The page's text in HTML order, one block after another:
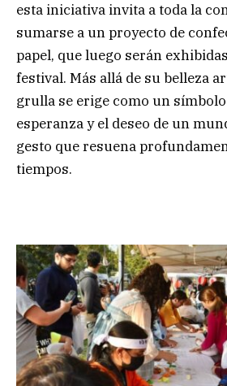
esta iniciativa invita a toda la
sumarse a un proyecto de
papel, que luego serán
festival. Más allá de su belleza
grulla se erige como un
esperanza y el deseo de un
gesto que resuena
tiempos.